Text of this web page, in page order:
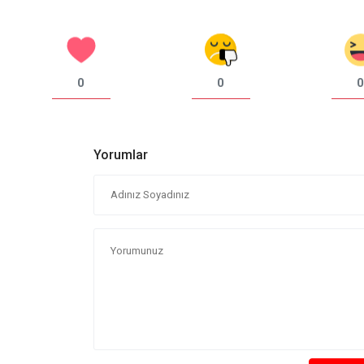
0 0 0
Yorumlar